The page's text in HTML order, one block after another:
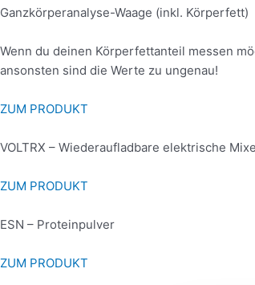
Ganzkörperanalyse-Waage (inkl. Körperfett)
Wenn du deinen Körperfettanteil messen
ansonsten sind die Werte zu ungenau!
ZUM PRODUKT
VOLTRX – Wiederaufladbare elektrische
ZUM PRODUKT
ESN – Proteinpulver
ZUM PRODUKT